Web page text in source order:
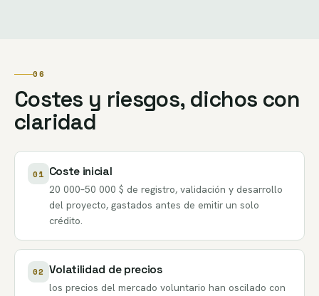
06
Costes y riesgos, dichos con
claridad
01 Coste inicial
20 000–50 000 $ de registro, validación y desarrollo
del proyecto, gastados antes de emitir un solo
crédito.
02 Volatilidad de precios
los precios del mercado voluntario han oscilado con